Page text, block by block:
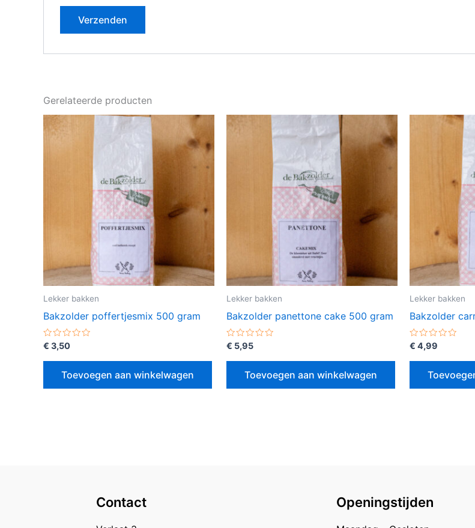
Gerelateerde producten
Lekker bakken
Bakzolder poffertjesmix 500 gram
Gewaardeerd
uit
€ 3,50
Toevoegen aan winkelwagen
Lekker bakken
Bakzolder panettone cake 500 gram
Gewaardeerd
uit
€ 5,95
Toevoegen aan winkelwagen
Lekker bakken
Bakzolder
Gewaardeerd
uit
€ 4,99
Contact Openingstijden